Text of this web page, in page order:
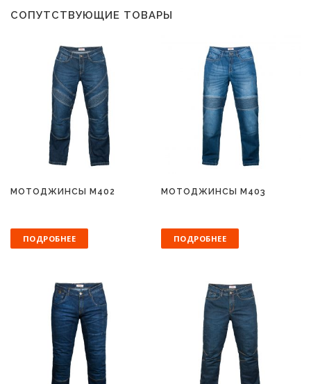
СОПУТСТВУЮЩИЕ ТОВАРЫ
МОТОДЖИНСЫ M402
ПОДРОБНЕЕ
МОТОДЖИНСЫ M403
ПОДРОБНЕЕ